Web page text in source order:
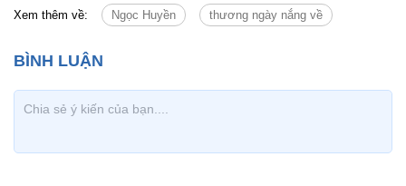
Xem thêm về: Ngọc Huyền thương ngày nắng về